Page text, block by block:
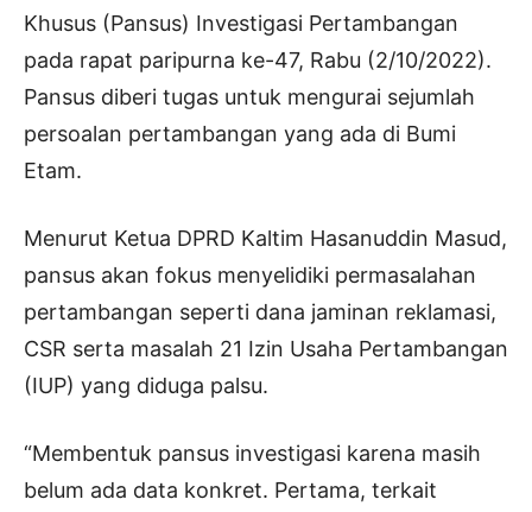
Khusus (Pansus) Investigasi Pertambangan
pada rapat paripurna ke-47, Rabu (2/10/2022).
Pansus diberi tugas untuk mengurai sejumlah
persoalan pertambangan yang ada di Bumi
Etam.
Menurut Ketua DPRD Kaltim Hasanuddin Masud,
pansus akan fokus menyelidiki permasalahan
pertambangan seperti dana jaminan reklamasi,
CSR serta masalah 21 Izin Usaha Pertambangan
(IUP) yang diduga palsu.
“Membentuk pansus investigasi karena masih
belum ada data konkret. Pertama, terkait